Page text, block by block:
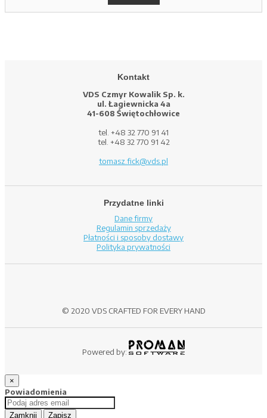
Kontakt
VDS Czmyr Kowalik Sp. k.
ul. Łagiewnicka 4a
41-608 Świętochłowice
tel. +48 32 770 91 41
tel. +48 32 770 91 42
tomasz.fick@vds.pl
Przydatne linki
Dane firmy
Regulamin sprzedaży
Płatności i sposoby dostawy
Polityka prywatności
© 2020 VDS CRAFTED FOR EVERY HAND
Powered by:
×
Powiadomienia
Zamknij Zapisz